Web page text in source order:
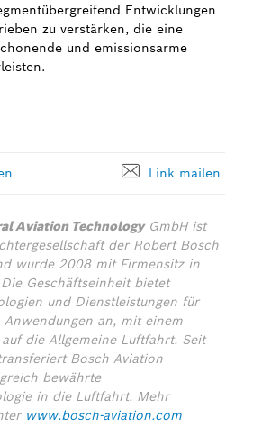
Entwicklungen
zu verstärken, die eine
und emissionsarme
Link mailen
Aviation TechnologyGmbH ist
der Robert Bosch
wurde 2008 mit Firmensitz in
Geschäftseinheit bietet
und Dienstleistungen für
Anwendungen an, mit einem
die Allgemeine Luftfahrt. Seit
Bosch Aviation
bewährte
in die Luftfahrt. Mehr
www.bosch-aviation.com